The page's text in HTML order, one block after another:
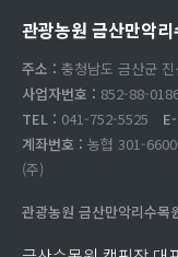
관광농원 금산만악
주소 : 충청남도 금산군
사업자번호 : 852-88-
TEL : 041-752-5525
계좌번호 : 농협 301-
(주)
관광농원 금산만악리수목